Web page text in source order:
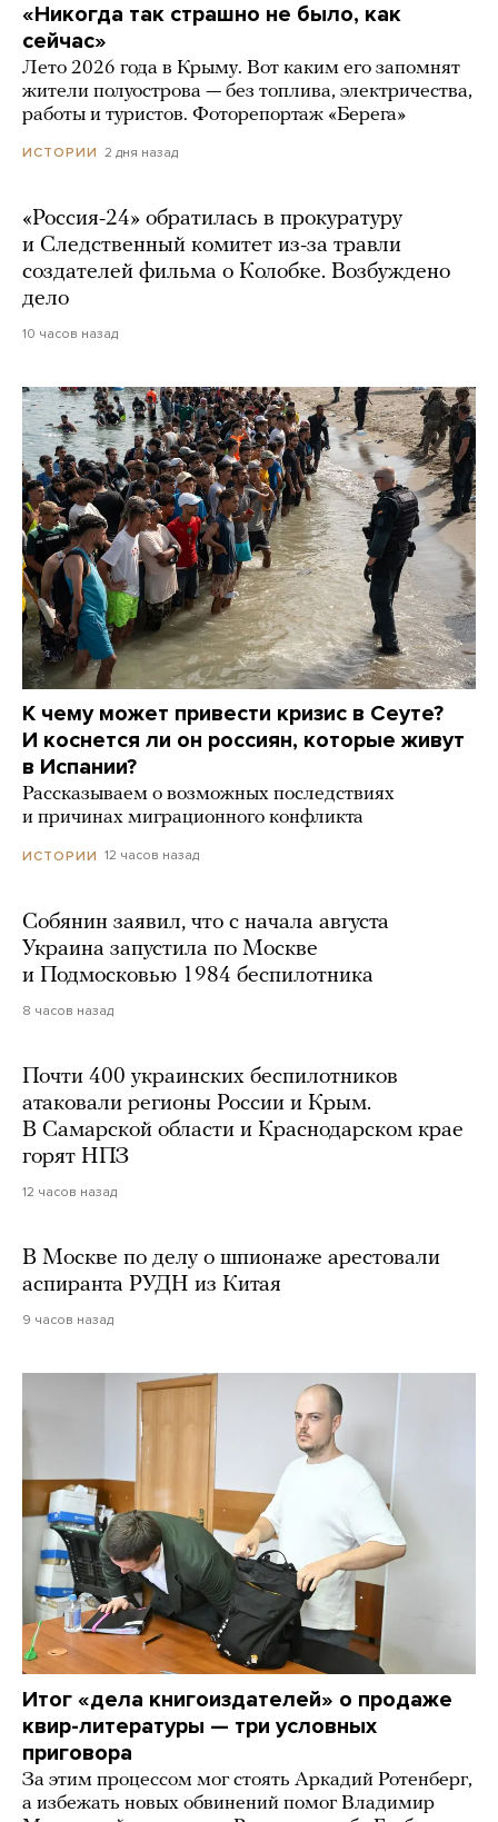
«Никогда так страшно не было, как
сейчас»
Лето 2026 года в Крыму. Вот каким его запомнят
жители полуострова — без топлива, электричества,
работы и туристов. Фоторепортаж «Берега»
ИСТОРИИ 2 дня назад
«Россия-24» обратилась в прокуратуру
и Следственный комитет из-за травли
создателей фильма о Колобке. Возбуждено
дело
10 часов назад
К чему может привести кризис в Сеуте?
И коснется ли он россиян, которые живут
в Испании?
Рассказываем о возможных последствиях
и причинах миграционного конфликта
ИСТОРИИ 12 часов назад
Собянин заявил, что с начала августа
Украина запустила по Москве
и Подмосковью 1984 беспилотника
8 часов назад
Почти 400 украинских беспилотников
атаковали регионы России и Крым.
В Самарской области и Краснодарском крае
горят НПЗ
12 часов назад
В Москве по делу о шпионаже арестовали
аспиранта РУДН из Китая
9 часов назад
Итог «дела книгоиздателей» о продаже
квир-литературы — три условных
приговора
За этим процессом мог стоять Аркадий Ротенберг,
а избежать новых обвинений помог Владимир